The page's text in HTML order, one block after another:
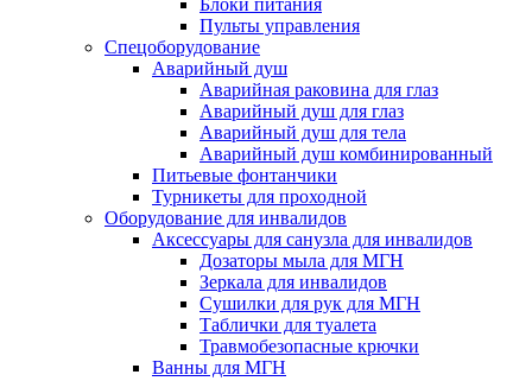
Блоки питания
Пульты управления
Спецоборудование
Аварийный душ
Аварийная раковина для глаз
Аварийный душ для глаз
Аварийный душ для тела
Аварийный душ комбинированный
Питьевые фонтанчики
Турникеты для проходной
Оборудование для инвалидов
Аксессуары для санузла для инвалидов
Дозаторы мыла для МГН
Зеркала для инвалидов
Сушилки для рук для МГН
Таблички для туалета
Травмобезопасные крючки
Ванны для МГН